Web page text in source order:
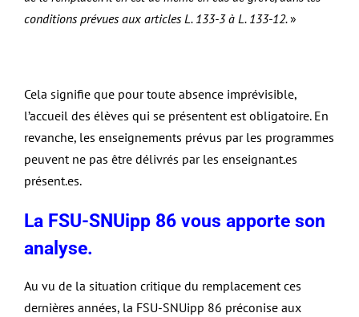
conditions prévues aux articles L. 133-3 à L. 133-12.»
Cela signifie que pour toute absence imprévisible,
l’accueil des élèves qui se présentent est obligatoire. En
revanche, les enseignements prévus par les programmes
peuvent ne pas être délivrés par les enseignant.es
présent.es.
La FSU-SNUipp 86 vous apporte son
analyse.
Au vu de la situation critique du remplacement ces
dernières années, la FSU-SNUipp 86 préconise aux